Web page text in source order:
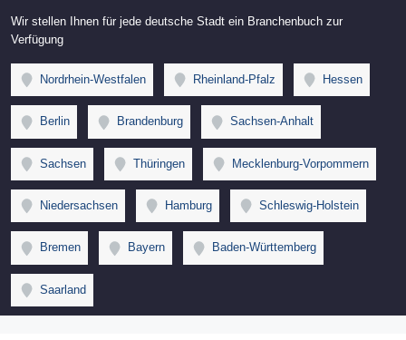
Wir stellen Ihnen für jede deutsche Stadt ein Branchenbuch zur
Verfügung
Nordrhein-Westfalen Rheinland-Pfalz Hessen
Berlin Brandenburg Sachsen-Anhalt
Sachsen Thüringen Mecklenburg-Vorpommern
Niedersachsen Hamburg Schleswig-Holstein
Bremen Bayern Baden-Württemberg
Saarland